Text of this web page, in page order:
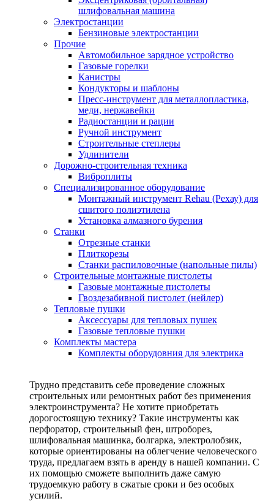
шлифовальная машина
Электростанции
Бензиновые электростанции
Прочие
Автомобильное зарядное устройство
Газовые горелки
Канистры
Кондукторы и шаблоны
Пресс-инструмент для металлопластика,
меди, нержавейки
Радиостанции и рации
Ручной инструмент
Строительные степлеры
Удлинители
Дорожно-строительная техника
Виброплиты
Специализированное оборудование
Монтажный инструмент Rehau (Рехау) для
сшитого полиэтилена
Установка алмазного бурения
Станки
Отрезные станки
Плиткорезы
Станки распиловочные (напольные пилы)
Строительные монтажные пистолеты
Газовые монтажные пистолеты
Гвоздезабивной пистолет (нейлер)
Тепловые пушки
Аксессуары для тепловых пушек
Газовые тепловые пушки
Комплекты мастера
Комплекты оборудовния для электрика
Трудно представить себе проведение сложных
строительных или ремонтных работ без применения
электроинструмента? Не хотите приобретать
дорогостоящую технику? Такие инструменты как
перфоратор, строительный фен, штроборез,
шлифовальная машинка, болгарка, электролобзик,
которые ориентированы на облегчение человеческого
труда, предлагаем взять в аренду в нашей компании. С
их помощью сможете выполнить даже самую
трудоемкую работу в сжатые сроки и без особых
усилий.